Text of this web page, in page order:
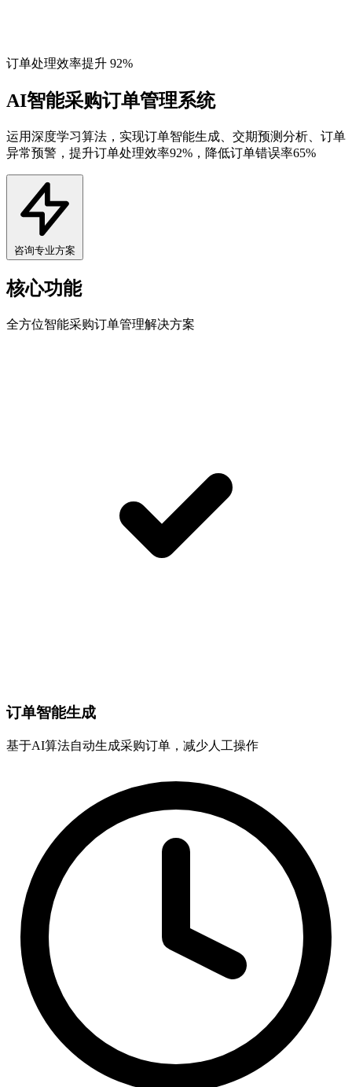
订单处理效率提升 92%
AI智能采购订单管理系统
运用深度学习算法，实现订单智能生成、交期预测分析、订单
异常预警，提升订单处理效率92%，降低订单错误率65%
咨询专业方案
核心功能
全方位智能采购订单管理解决方案
订单智能生成
基于AI算法自动生成采购订单，减少人工操作